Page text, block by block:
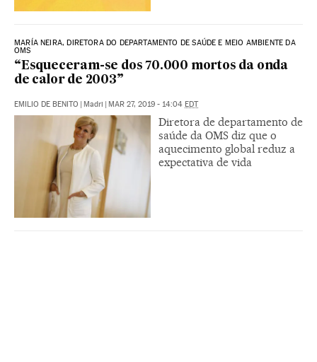
MARÍA NEIRA, DIRETORA DO DEPARTAMENTO DE SAÚDE E MEIO AMBIENTE DA
OMS
“Esqueceram-se dos 70.000 mortos da onda
de calor de 2003”
EMILIO DE BENITO | Madri | MAR 27, 2019 - 14:04 EDT
Diretora de departamento de
saúde da OMS diz que o
aquecimento global reduz a
expectativa de vida